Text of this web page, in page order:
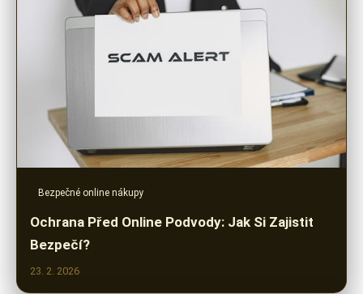
Bezpečné online nákupy
Ochrana Před Online Podvody: Jak Si Zajistit
Bezpečí?
23. 2. 2026